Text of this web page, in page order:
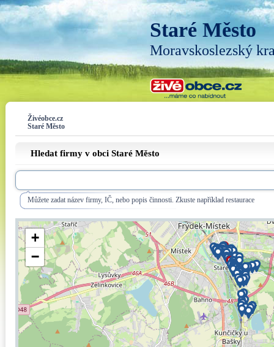
Staré Město
Moravskoslezský
Živéobce.cz
Staré Město
Hledat firmy v obci Staré Město
Můžete zadat název firmy, IČ, nebo popis činnosti. Zkuste například restaurace
+
−